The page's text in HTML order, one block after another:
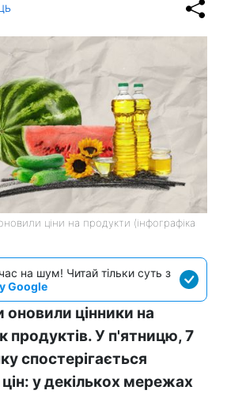
ціни на продукти (інфографіка
на шум! Читай тільки суть з
Google
цінники на
продуктів. У п'ятницю, 7
спостерігається
у декількох мережах